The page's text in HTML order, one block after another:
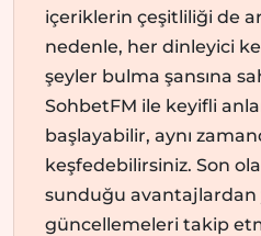
içeriklerin çeşitliliği de
nedenle, her dinleyici
şeyler bulma şansına
SohbetFM ile keyifli
başlayabilir, aynı
keşfedebilirsiniz. Son
sunduğu avantajlardan
güncellemeleri takip